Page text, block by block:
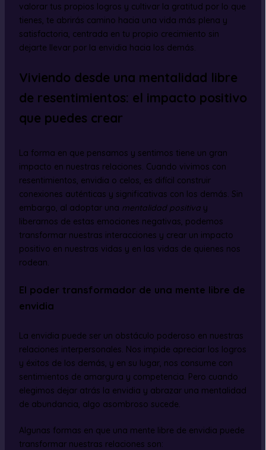
valorar tus propios logros y cultivar la gratitud por lo que
tienes, te abrirás camino hacia una vida más plena y
satisfactoria, centrada en tu propio crecimiento sin
dejarte llevar por la envidia hacia los demás.
Viviendo desde una mentalidad libre
de resentimientos: el impacto positivo
que puedes crear
La forma en que pensamos y sentimos tiene un gran
impacto en nuestras relaciones. Cuando vivimos con
resentimientos, envidia o celos, es difícil construir
conexiones auténticas y significativas con los demás. Sin
embargo, al adoptar una mentalidad positivay
liberarnos de estas emociones negativas, podemos
transformar nuestras interacciones y crear un impacto
positivo en nuestras vidas y en las vidas de quienes nos
rodean.
El poder transformador de una mente libre de
envidia
La envidia puede ser un obstáculo poderoso en nuestras
relaciones interpersonales. Nos impide apreciar los logros
y éxitos de los demás, y en su lugar, nos consume con
sentimientos de amargura y competencia. Pero cuando
elegimos dejar atrás la envidia y abrazar una mentalidad
de abundancia, algo asombroso sucede.
Algunas formas en que una mente libre de envidia puede
transformar nuestras relaciones son: